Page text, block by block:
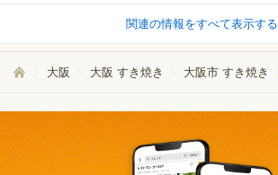
関連の情報をすべて表示する
大阪 大阪 すき焼き 大阪市 すき焼き